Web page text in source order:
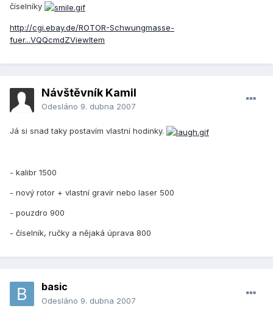
číselníky
http://cgi.ebay.de/ROTOR-Schwungmasse-
fuer...VQQcmdZViewItem
Návštěvník Kamil
Odesláno 9. dubna 2007
Já si snad taky postavím vlastní hodinky.
- kalibr 1500
- nový rotor + vlastní gravír nebo laser 500
- pouzdro 900
- číselník, ručky a nějaká úprava 800
basic
Odesláno 9. dubna 2007